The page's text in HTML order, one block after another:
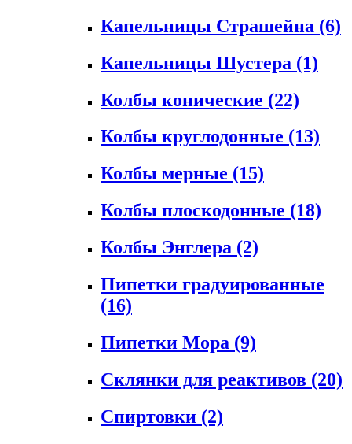
Капельницы Страшейна (6)
Капельницы Шустера (1)
Колбы конические (22)
Колбы круглодонные (13)
Колбы мерные (15)
Колбы плоскодонные (18)
Колбы Энглера (2)
Пипетки градуированные
(16)
Пипетки Мора (9)
Склянки для реактивов (20)
Спиртовки (2)